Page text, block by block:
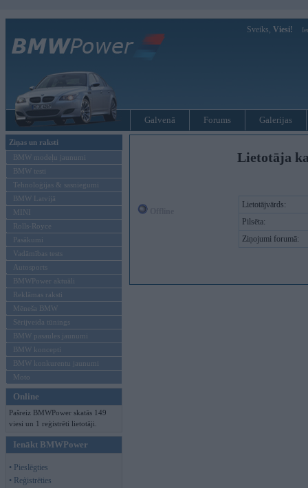
Sveiks, Viesi!
Galvenā Forums Galerijas
Ziņas un raksti
BMW modeļu jaunumi
BMW testi
Tehnoloģijas & sasniegumi
BMW Latvijā
MINI
Rolls-Royce
Pasākumi
Vadāmības tests
Autosports
BMWPower aktuāli
Reklāmas raksti
Mēneša BMW
Sērijveida tūnings
BMW pasaules jaunumi
BMW koncepti
BMW konkurentu jaunumi
Moto
Online
Pašreiz BMWPower skatās 149
viesi un 1 reģistrēti lietotāji.
Ienākt BMWPower
• Pieslēgties
• Reģistrēties
Lietotāja
Lietotājvārds:
Pilsēta:
Ziņojumi forumā: